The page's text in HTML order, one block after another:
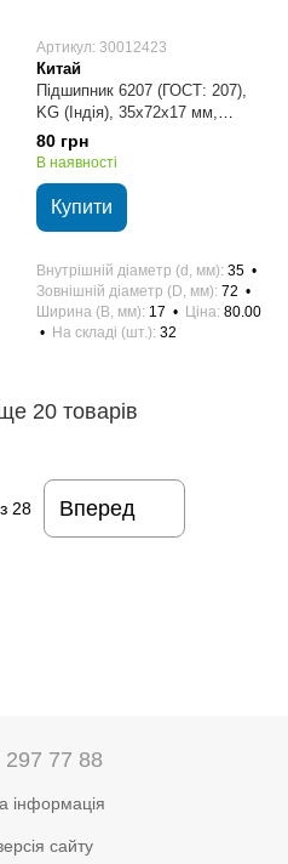
Артикул: 30012423
Китай
Підшипник 6207 (ГОСТ: 207),
KG (Індія), 35х72х17 мм,
кульковий радіальний
80 грн
В наявності
Купити
Внутрішній діаметр (d, мм) 35
Зовнішній діаметр (D, мм) 72
Ширина (B, мм) 17 Ціна 80.00
На складі (шт.) 32
20 товарів
28 Вперед
297 77 88
інформація
сайту